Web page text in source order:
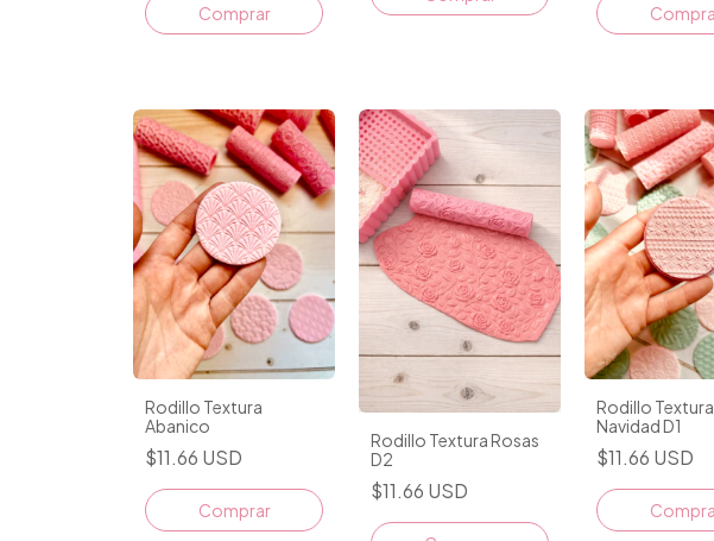
Rodillo Textura
Abanico
$11.66 USD
Rodillo Textura Rosas
D2
$11.66 USD
Rodillo Textura
Navidad D1
$11.66 USD